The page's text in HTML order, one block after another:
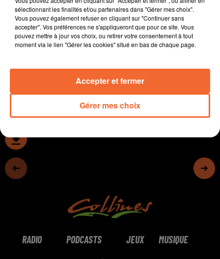
- Bressuire fêtera bien la musique lundi au Château.
- Enfin, le festival de Poupet se voit imposer à 15 jours
du festival un pass sanitaire, une contrainte
supplémentaire...
12 min 33 sec
RADIO PODCASTS JEUX MUSIQUE
sélectionnant les finalités et/ou partenaires dans "Gérer mes choix".
Vous pouvez également refuser en cliquant sur "Continuer sans
accepter". Vos préférences ne s'appliqueront que pour ce site. Vous
pouvez mettre à jour vos choix, ou retirer votre consentement à tout
moment via le lien "Gérer les cookies" situé en bas de chaque page.
Gérer mes choix
Accepter et fermer